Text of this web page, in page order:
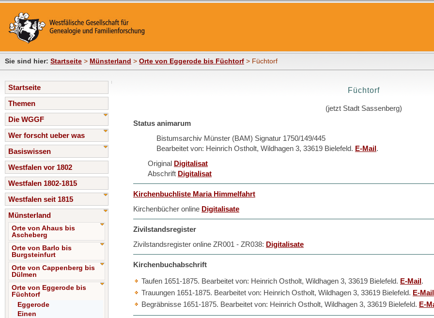
Sie sind hier: Startseite > Münsterland > Orte von Eggerode bis Füchtorf > Füchtorf
Startseite
Themen
Die WGGF
Wer forscht ueber was
Basiswissen
Westfalen vor 1802
Westfalen 1802-1815
Westfalen seit 1815
Münsterland
Orte von Ahaus bis
Ascheberg
Orte von Barlo bis
Burgsteinfurt
Orte von Cappenberg bis
Dülmen
Orte von Eggerode bis
Füchtorf
Eggerode
Einen
Füchtorf
(jetzt Stadt Sassenberg)
Status animarum
Bistumsarchiv Münster (BAM) Signatur 1750/149/445
Bearbeitet von: Heinrich Ostholt, Wildhagen 3, 33619 Bielefeld. E-Mail.
Original Digitalisat
Abschrift Digitalisat
Kirchenbuchliste Maria Himmelfahrt
Kirchenbücher online Digitalisate
Zivilstandsregister
Zivilstandsregister online ZR001 - ZR038: Digitalisate
Kirchenbuchabschrift
Taufen 1651-1875. Bearbeitet von: Heinrich Ostholt, Wildhagen 3, 33619 Bielefeld. E-Mail.
Trauungen 1651-1875. Bearbeitet von: Heinrich Ostholt, Wildhagen 3, 33619 Bielefeld. E-Mail
Begräbnisse 1651-1875. Bearbeitet von: Heinrich Ostholt, Wildhagen 3, 33619 Bielefeld. E-